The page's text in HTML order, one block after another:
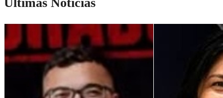
Últimas Notícias